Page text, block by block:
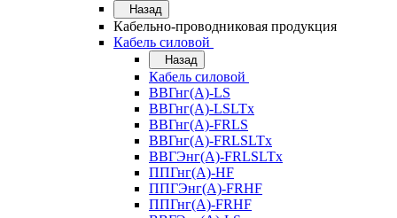
Назад
Кабельно-проводниковая продукция
Кабель силовой
Назад
Кабель силовой
ВВГнг(А)-LS
ВВГнг(А)-LSLTx
ВВГнг(А)-FRLS
ВВГнг(А)-FRLSLTx
ВВГЭнг(А)-FRLSLTx
ППГнг(А)-HF
ППГЭнг(А)-FRHF
ППГнг(А)-FRHF